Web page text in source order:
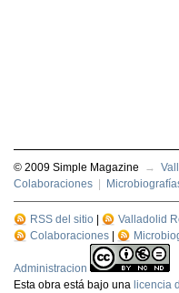
© 2009 Simple Magazine →
Colaboraciones
RSS del sitio Valladolid
Colaboraciones
Administracion
Esta obra está bajo una licencia